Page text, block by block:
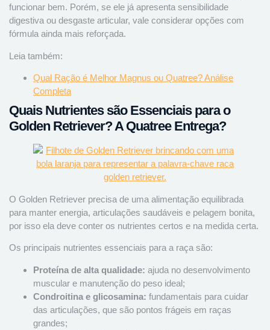
funcionar bem. Porém, se ele já apresenta sensibilidade
digestiva ou desgaste articular, vale considerar opções com
fórmula ainda mais reforçada.
Leia também:
Qual Ração é Melhor Magnus ou Quatree? Análise
Completa
Quais Nutrientes são Essenciais para o
Golden Retriever? A Quatree Entrega?
O Golden Retriever precisa de uma alimentação equilibrada
para manter energia, articulações saudáveis e pelagem bonita,
por isso ela deve conter os nutrientes certos e na medida certa.
Os principais nutrientes essenciais para a raça são:
Proteína de alta qualidade: ajuda no desenvolvimento
muscular e manutenção do peso ideal;
Condroitina e glicosamina: fundamentais para cuidar
das articulações, que são pontos frágeis em raças
grandes;